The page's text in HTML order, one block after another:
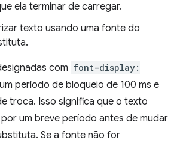
ela terminar de carregar.
texto usando uma fonte do
com font-display:
período de bloqueio de 100 ms e
troca. Isso significa que o texto
por um breve período antes de mudar
Se a fonte não for